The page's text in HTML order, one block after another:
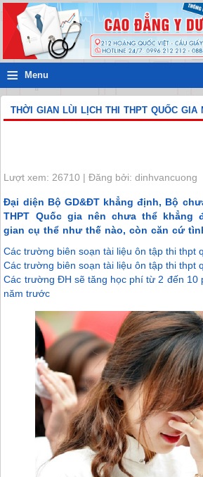
≡ Menu
THỜI GIAN LÙI LỊCH THI THPT QUỐC GIA
Lượt xem: 26710 | Đăng bởi: dinhvancuong
Đại diện Bộ GD&ĐT khẳng định, Bộ
THPT Quốc gia nên chưa thể
gian cụ thể như thế nào, còn căn cứ
Các trường biên soạn tài liệu ôn tập thi thpt
Các trường biên soạn tài liệu ôn tập thi thpt
Các trường ĐH sẽ tăng học phí từ 2 đến 10
năm trước